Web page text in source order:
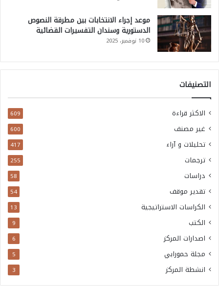
موعد إجراء الانتخابات بين مطرقة النصوص
الدستورية وسندان التفسيرات القضائية
10 نوفمبر، 2025
التصنيفات
الاكثر قراءة 609
غير مصنف 600
تحليلات و آراء 417
ترجمات 255
دراسات 58
تقدير موقف 54
الكراسات الاستراتيجية 13
الكتب 9
اصدارات المركز 6
مجلة حمورابي 5
انشطة المركز 3